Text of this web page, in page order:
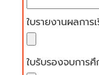
ใบรายงานผลการ
ใบรับรองจบการศึ